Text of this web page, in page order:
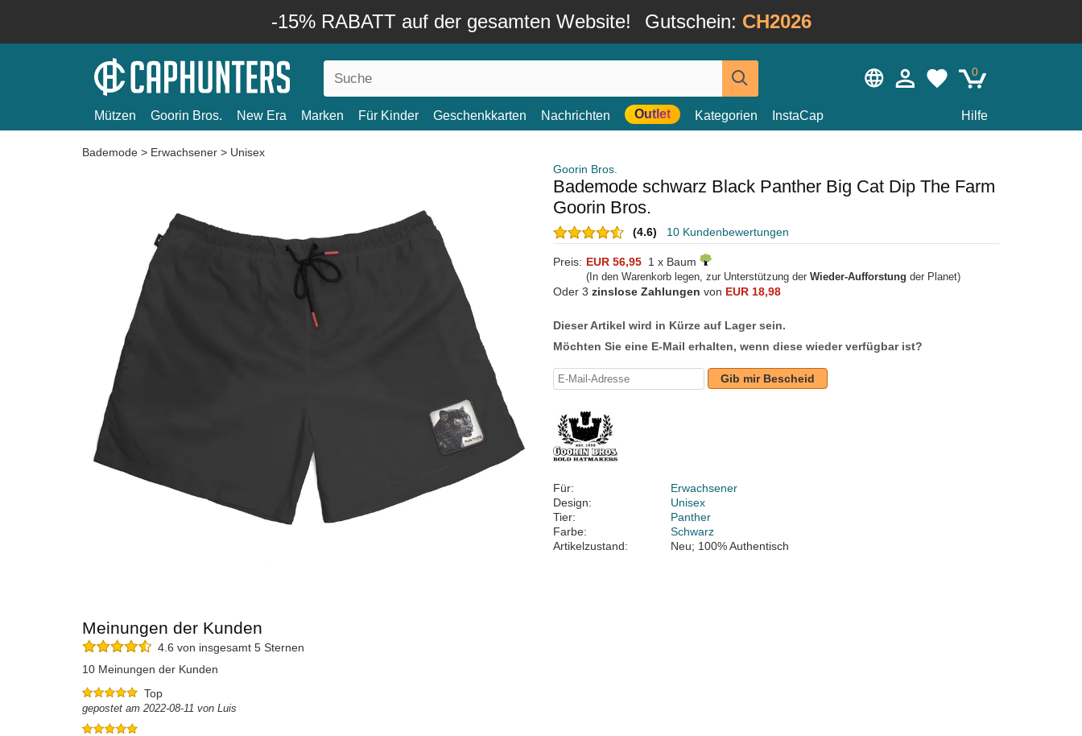
-15% RABATT auf der gesamten Website! Gutschein: CH2026
0
Mützen Goorin Bros. New Era Marken Für Kinder Geschenkkarten Nachrichten Outlet Kategorien InstaCap Hilfe
Bademode > Erwachsener > Unisex
Goorin Bros.
Bademode schwarz Black Panther Big Cat Dip The Farm
Goorin Bros.
(4.6) 10 Kundenbewertungen
Preis: EUR 56,95 1 x Baum
(In den Warenkorb legen, zur Unterstützung der Wieder-Aufforstung der Planet)
Oder 3 zinslose Zahlungen von EUR 18,98
Dieser Artikel wird in Kürze auf Lager sein.
Möchten Sie eine E-Mail erhalten, wenn diese wieder verfügbar ist?
Gib mir Bescheid
Für:
Erwachsener
Design:
Unisex
Tier:
Panther
Farbe:
Schwarz
Artikelzustand:
Neu; 100% Authentisch
Meinungen der Kunden
4.6 von insgesamt 5 Sternen
10 Meinungen der Kunden
Top
gepostet am 2022-08-11 von Luis